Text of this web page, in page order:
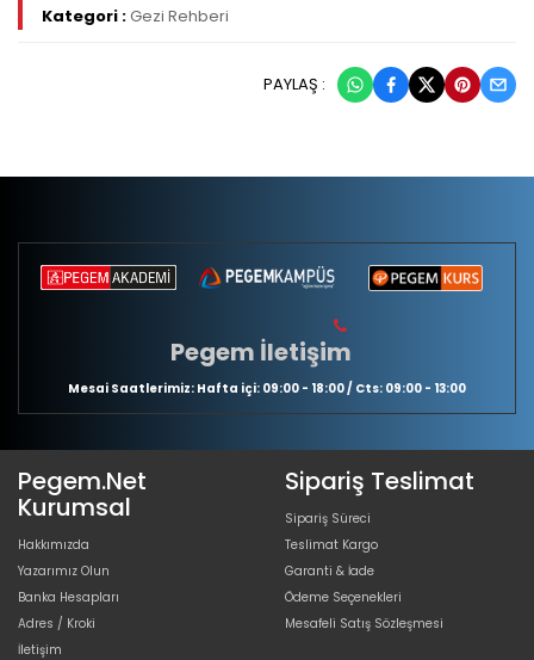
Kategori :Gezi Rehberi
PAYLAŞ :
Pegem İletişim
Mesai Saatlerimiz: Hafta içi: 09:00 - 18:00 / Cts: 09:00 - 13:00
Pegem.Net
Kurumsal
Hakkımızda
Yazarımız Olun
Banka Hesapları
Adres / Kroki
İletişim
Sipariş Teslimat
Sipariş Süreci
Teslimat Kargo
Garanti & İade
Ödeme Seçenekleri
Mesafeli Satış Sözleşmesi